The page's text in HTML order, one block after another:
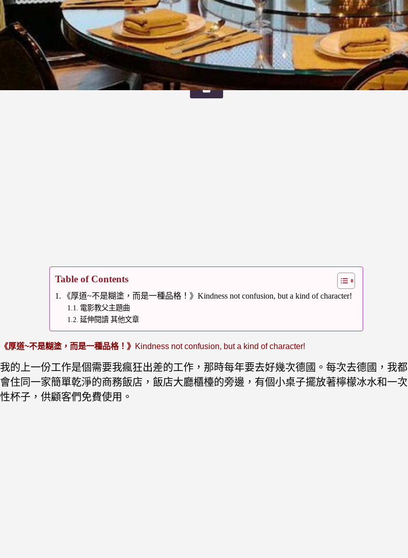
Table of Contents
《厚道~不是糊塗，而是一種品格！》Kindness not confusion, but a kind of character!
電影教父主題曲
延伸閱讀 其他文章
《厚道~不是糊塗，而是一種品格！》 Kindness not confusion, but a kind of character!
我的上一份工作是個需要我瘋狂出差的工作，那時每年要去好幾次德國。每次去德國，我都
會住同一家簡單乾淨的商務飯店，飯店大廳櫃檯的旁邊，有個小桌子擺放著檸檬冰水和一次
性杯子，供顧客們免費使用。